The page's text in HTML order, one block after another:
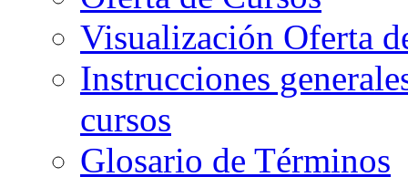
Visualización Oferta
Instrucciones
cursos
Glosario de Términos